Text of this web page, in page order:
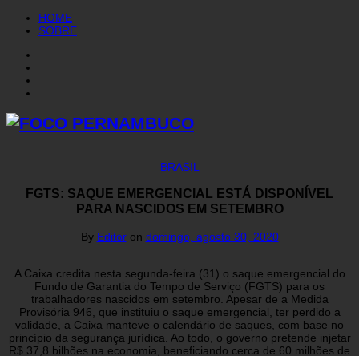
HOME
SOBRE
BRASIL
FGTS: SAQUE EMERGENCIAL ESTÁ DISPONÍVEL
PARA NASCIDOS EM SETEMBRO
By Editor on domingo, agosto 30, 2020
A Caixa credita nesta segunda-feira (31) o saque emergencial do
Fundo de Garantia do Tempo de Serviço (FGTS) para os
trabalhadores nascidos em setembro. Apesar de a Medida
Provisória 946, que instituiu o saque emergencial, ter perdido a
validade, a Caixa manteve o calendário de saques, com base no
princípio da segurança jurídica. Ao todo, o governo pretende injetar
R$ 37,8 bilhões na economia, beneficiando cerca de 60 milhões de